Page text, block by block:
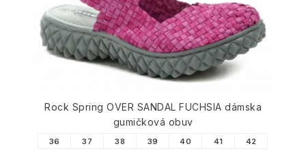
Rock Spring OVER SANDAL FUCHSIA dámska
gumičková obuv
36 37 38 39 40 41 42